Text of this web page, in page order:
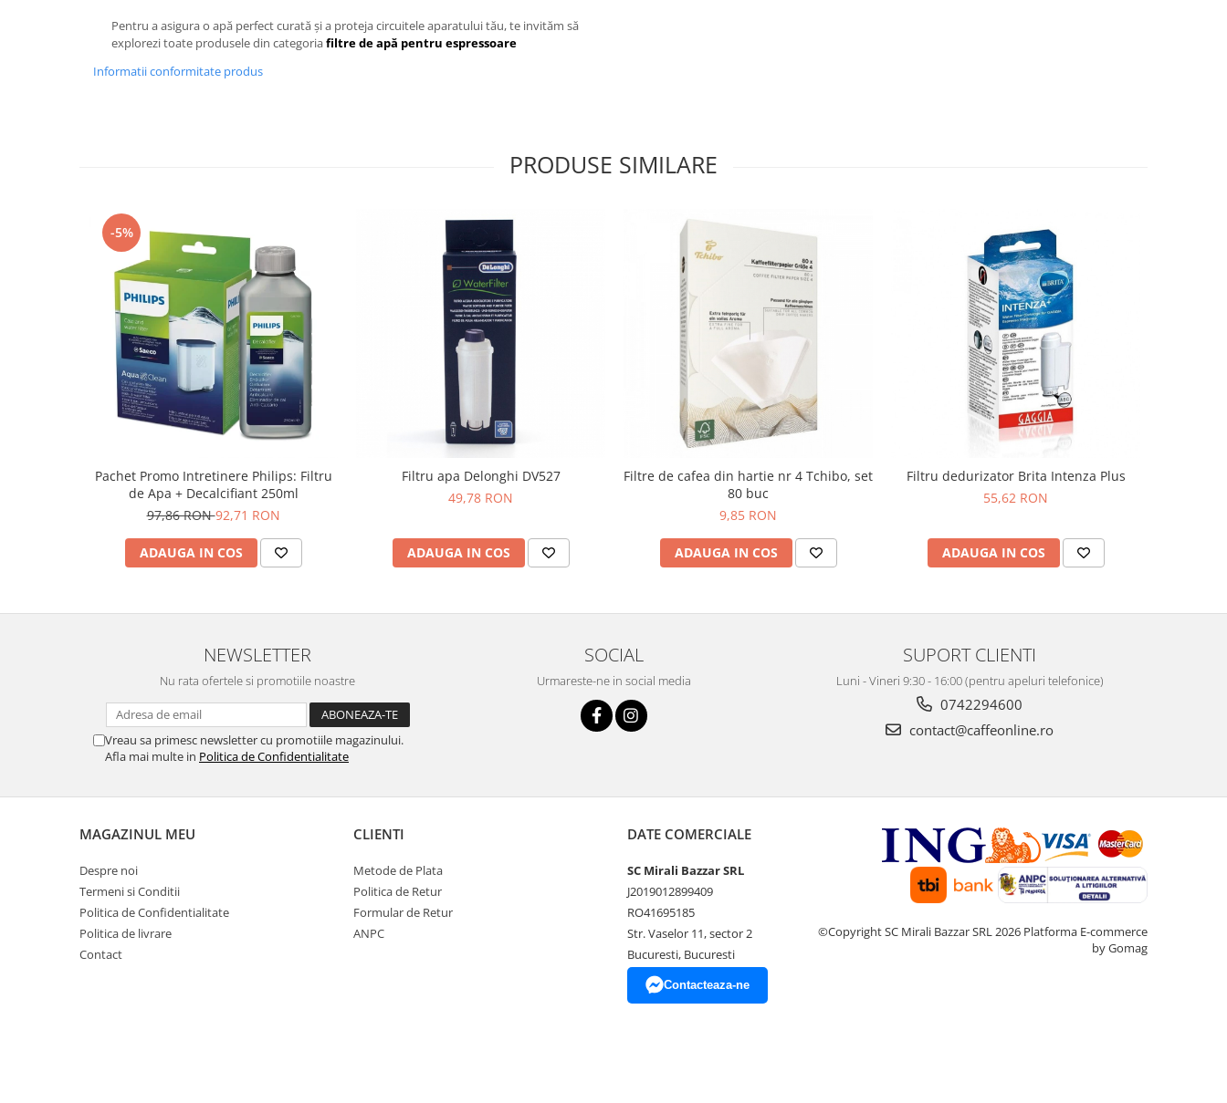
Pentru a asigura o apă perfect curată și a proteja circuitele aparatului tău, te invităm să
explorezi toate produsele din categoriafiltre de apă pentru espressoare
Informatii conformitate produs
PRODUSE SIMILARE
-5%
Pachet Promo Intretinere Philips: Filtru
de Apa + Decalcifiant 250ml
97,86 RON92,71 RON
ADAUGA IN COS
Filtru apa Delonghi DV527
49,78 RON
ADAUGA IN COS
Filtre de cafea din hartie nr 4 Tchibo, set
80 buc
9,85 RON
ADAUGA IN COS
Filtru dedurizator Brita Intenza Plus
55,62 RON
ADAUGA IN COS
NEWSLETTER
Nu rata ofertele si promotiile noastre
Vreau sa primesc newsletter cu promotiile magazinului.
Afla mai multe in Politica de Confidentialitate
SOCIAL
Urmareste-ne in social media
SUPORT CLIENTI
Luni - Vineri 9:30 - 16:00 (pentru apeluri telefonice)
0742294600
contact@caffeonline.ro
MAGAZINUL MEU
Despre noi
Termeni si Conditii
Politica de Confidentialitate
Politica de livrare
Contact
CLIENTI
Metode de Plata
Politica de Retur
Formular de Retur
ANPC
DATE COMERCIALE
SC Mirali Bazzar SRL
J2019012899409
RO41695185
Str. Vaselor 11, sector 2
Bucuresti, Bucuresti
Contacteaza-ne
©Copyright SC Mirali Bazzar SRL 2026 Platforma E-commerce
by Gomag